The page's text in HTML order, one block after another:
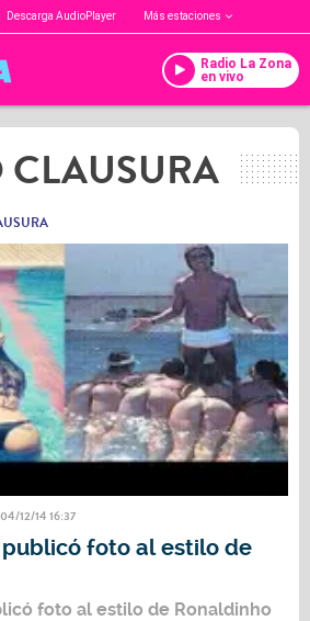
Descarga AudioPlayer Más estaciones
Radio La Zona
en vivo
12/14 16:37
publicó foto al estilo de
foto al estilo de Ronaldinho